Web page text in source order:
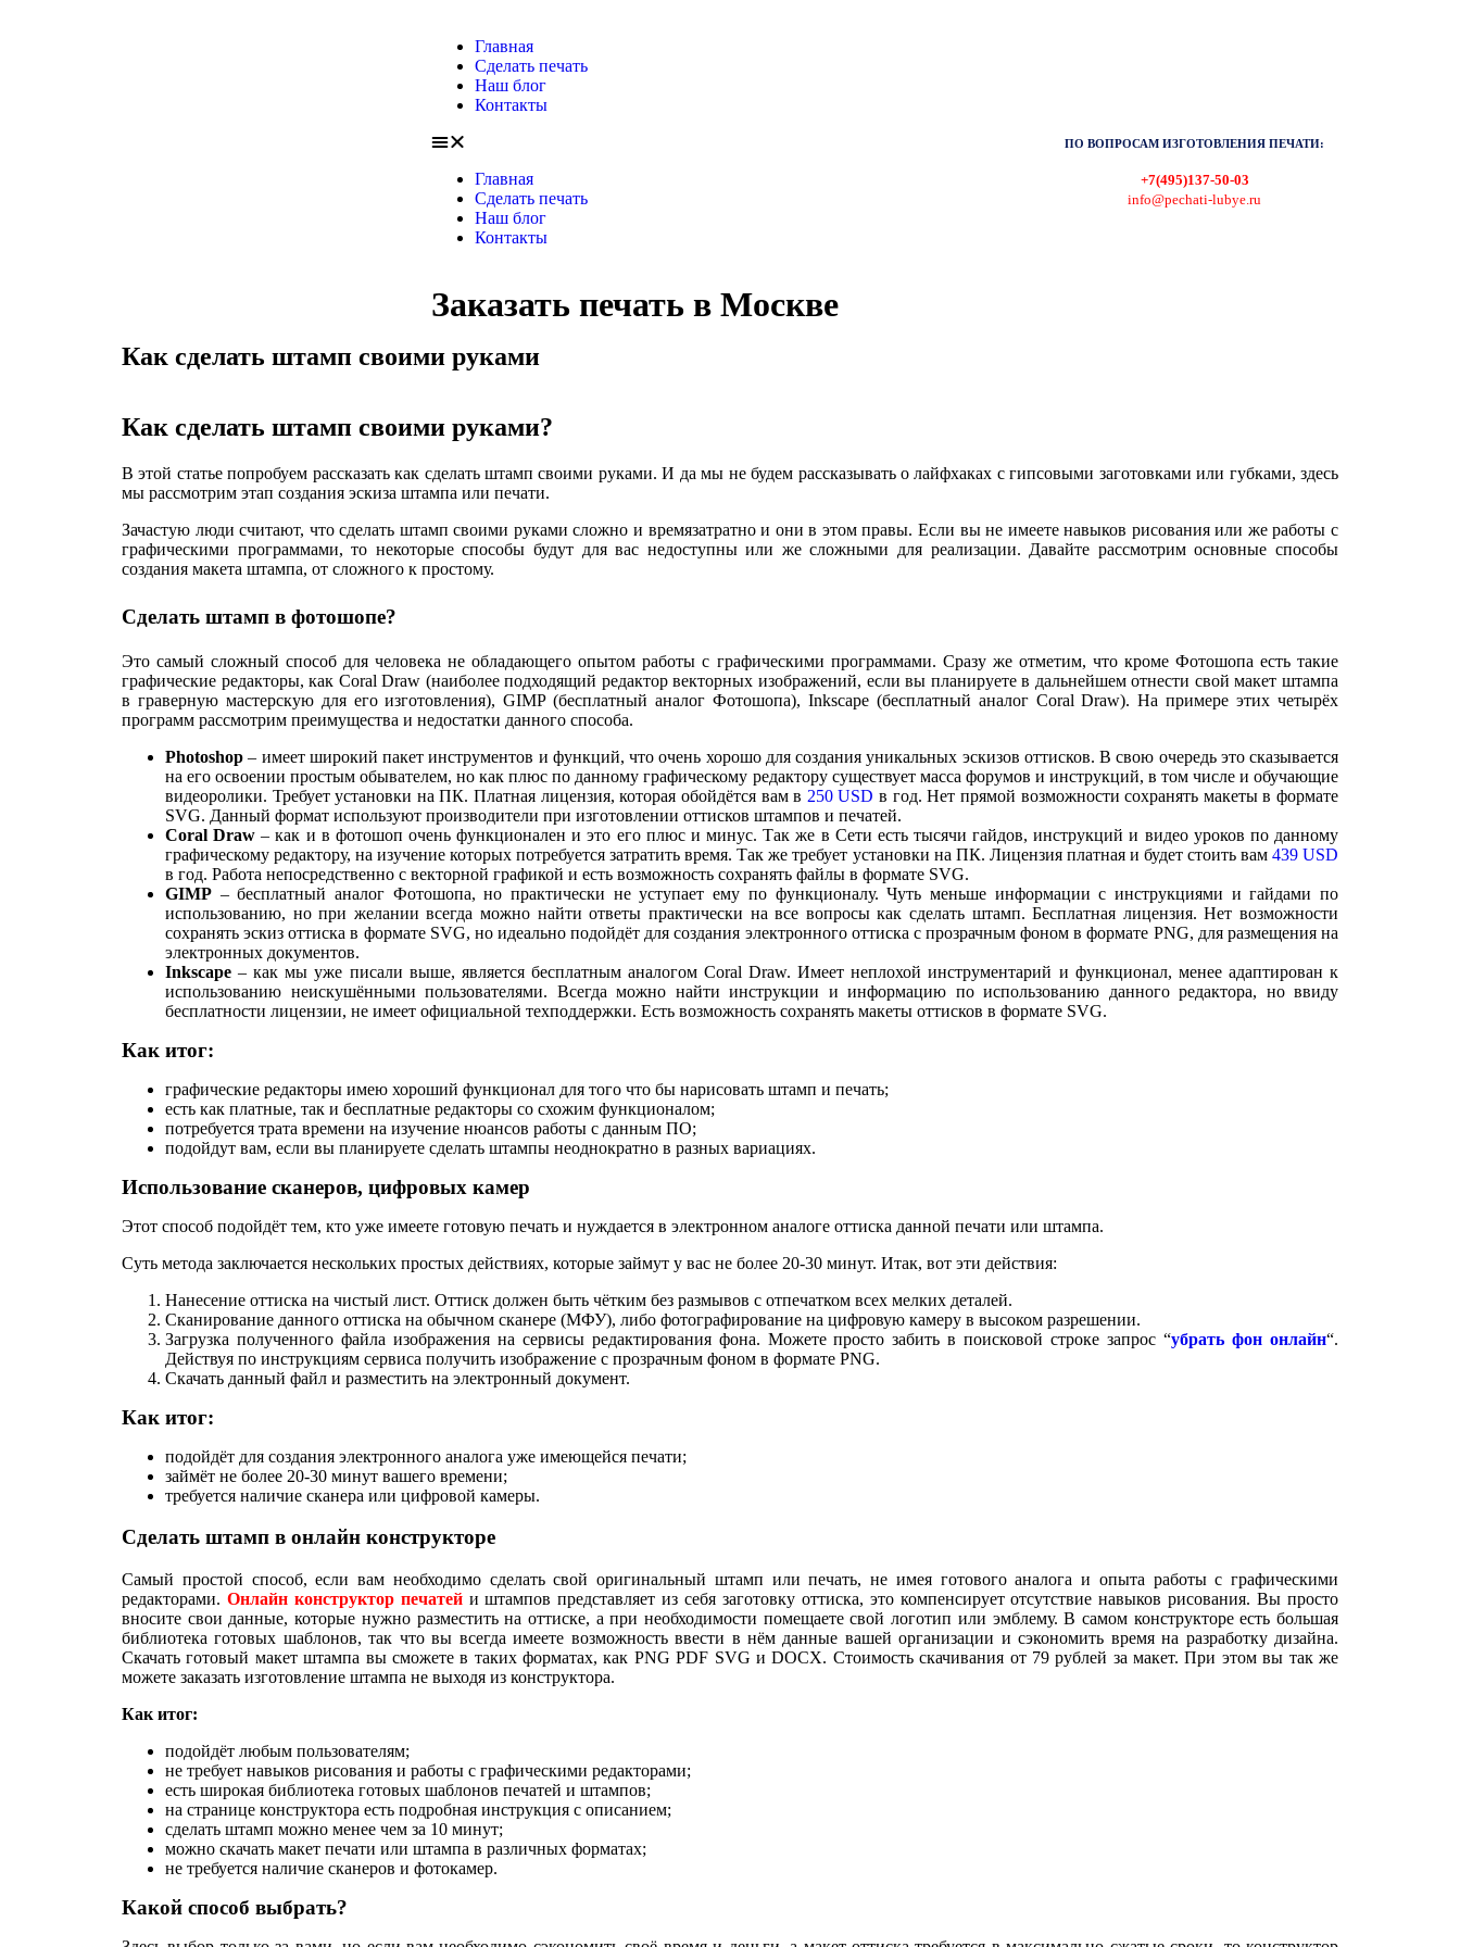
Главная
Сделать печать
Наш блог
Контакты
Главная
Сделать печать
Наш блог
Контакты
Заказать печать в Москве
ПО ВОПРОСАМ ИЗГОТОВЛЕНИЯ ПЕЧАТИ:
+7(495)137-50-03
info@pechati-lubye.ru
Как сделать штамп своими руками
Как сделать штамп своими руками?
В этой статье попробуем рассказать как сделать штамп своими руками. И да мы не будем рассказывать о лайфхаках с гипсовыми заготовками или губками, здесь
мы рассмотрим этап создания эскиза штампа или печати.
Зачастую люди считают, что сделать штамп своими руками сложно и времязатратно и они в этом правы. Если вы не имеете навыков рисования или же работы с
графическими программами, то некоторые способы будут для вас недоступны или же сложными для реализации. Давайте рассмотрим основные способы
создания макета штампа, от сложного к простому.
Сделать штамп в фотошопе?
Это самый сложный способ для человека не обладающего опытом работы с графическими программами. Сразу же отметим, что кроме Фотошопа есть такие
графические редакторы, как Coral Draw (наиболее подходящий редактор векторных изображений, если вы планируете в дальнейшем отнести свой макет штампа
в граверную мастерскую для его изготовления), GIMP (бесплатный аналог Фотошопа), Inkscape (бесплатный аналог Coral Draw). На примере этих четырёх
программ рассмотрим преимущества и недостатки данного способа.
Photoshop – имеет широкий пакет инструментов и функций, что очень хорошо для создания уникальных эскизов оттисков. В свою очередь это сказывается
на его освоении простым обывателем, но как плюс по данному графическому редактору существует масса форумов и инструкций, в том числе и обучающие
видеоролики. Требует установки на ПК. Платная лицензия, которая обойдётся вам в 250 USD в год. Нет прямой возможности сохранять макеты в формате
SVG. Данный формат используют производители при изготовлении оттисков штампов и печатей.
Coral Draw – как и в фотошоп очень функционален и это его плюс и минус. Так же в Сети есть тысячи гайдов, инструкций и видео уроков по данному
графическому редактору, на изучение которых потребуется затратить время. Так же требует установки на ПК. Лицензия платная и будет стоить вам 439 USD
в год. Работа непосредственно с векторной графикой и есть возможность сохранять файлы в формате SVG.
GIMP – бесплатный аналог Фотошопа, но практически не уступает ему по функционалу. Чуть меньше информации с инструкциями и гайдами по
использованию, но при желании всегда можно найти ответы практически на все вопросы как сделать штамп. Бесплатная лицензия. Нет возможности
сохранять эскиз оттиска в формате SVG, но идеально подойдёт для создания электронного оттиска с прозрачным фоном в формате PNG, для размещения на
электронных документов.
Inkscape– как мы уже писали выше, является бесплатным аналогом Coral Draw. Имеет неплохой инструментарий и функционал, менее адаптирован к
использованию неискушёнными пользователями. Всегда можно найти инструкции и информацию по использованию данного редактора, но ввиду
бесплатности лицензии, не имеет официальной техподдержки. Есть возможность сохранять макеты оттисков в формате SVG.
Как итог:
графические редакторы имею хороший функционал для того что бы нарисовать штамп и печать;
есть как платные, так и бесплатные редакторы со схожим функционалом;
потребуется трата времени на изучение нюансов работы с данным ПО;
подойдут вам, если вы планируете сделать штампы неоднократно в разных вариациях.
Использование сканеров, цифровых камер
Этот способ подойдёт тем, кто уже имеете готовую печать и нуждается в электронном аналоге оттиска данной печати или штампа.
Суть метода заключается нескольких простых действиях, которые займут у вас не более 20-30 минут. Итак, вот эти действия:
Нанесение оттиска на чистый лист. Оттиск должен быть чётким без размывов с отпечатком всех мелких деталей.
Сканирование данного оттиска на обычном сканере (МФУ), либо фотографирование на цифровую камеру в высоком разрешении.
Загрузка полученного файла изображения на сервисы редактирования фона. Можете просто забить в поисковой строке запрос “убрать фон онлайн“.
Действуя по инструкциям сервиса получить изображение с прозрачным фоном в формате PNG.
Скачать данный файл и разместить на электронный документ.
Как итог:
подойдёт для создания электронного аналога уже имеющейся печати;
займёт не более 20-30 минут вашего времени;
требуется наличие сканера или цифровой камеры.
Сделать штамп в онлайн конструкторе
Самый простой способ, если вам необходимо сделать свой оригинальный штамп или печать, не имея готового аналога и опыта работы с графическими
редакторами. Онлайн конструктор печатейи штампов представляет из себя заготовку оттиска, это компенсирует отсутствие навыков рисования. Вы просто
вносите свои данные, которые нужно разместить на оттиске, а при необходимости помещаете свой логотип или эмблему. В самом конструкторе есть большая
библиотека готовых шаблонов, так что вы всегда имеете возможность ввести в нём данные вашей организации и сэкономить время на разработку дизайна.
Скачать готовый макет штампа вы сможете в таких форматах, как PNG PDF SVG и DOCX. Стоимость скачивания от 79 рублей за макет. При этом вы так же
можете заказать изготовление штампа не выходя из конструктора.
Как итог:
подойдёт любым пользователям;
не требует навыков рисования и работы с графическими редакторами;
есть широкая библиотека готовых шаблонов печатей и штампов;
на странице конструктора есть подробная инструкция с описанием;
сделать штамп можно менее чем за 10 минут;
можно скачать макет печати или штампа в различных форматах;
не требуется наличие сканеров и фотокамер.
Какой способ выбрать?